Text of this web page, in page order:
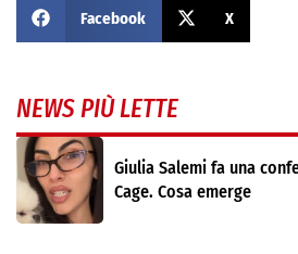
Facebook X
NEWS PIÙ LETTE
Giulia Salemi fa una
Cage. Cosa emerge